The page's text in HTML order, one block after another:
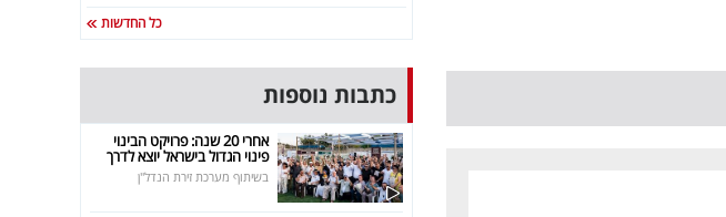
כל החדשות
כתבות נוספות
אחרי 20 שנה: פרויקט הבינוי
פינוי הגדול בישראל יוצא לדרך
בשיתוף מערכת זירת הנדל"ן